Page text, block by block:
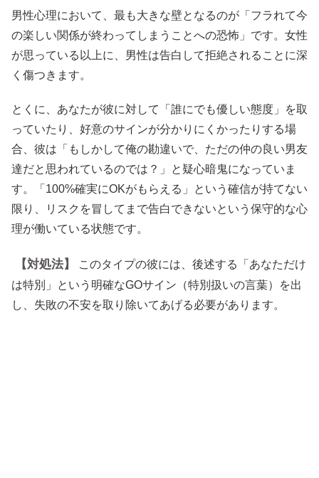
男性心理において、最も大きな壁となるのが「フラれて今
の楽しい関係が終わってしまうことへの恐怖」です。女性
が思っている以上に、男性は告白して拒絶されることに深
く傷つきます。
とくに、あなたが彼に対して「誰にでも優しい態度」を取
っていたり、好意のサインが分かりにくかったりする場
合、彼は「もしかして俺の勘違いで、ただの仲の良い男友
達だと思われているのでは？」と疑心暗鬼になっていま
す。「100%確実にOKがもらえる」という確信が持てない
限り、リスクを冒してまで告白できないという保守的な心
理が働いている状態です。
【対処法】
このタイプの彼には、後述する「あなただけ
は特別」という明確なGOサイン（特別扱いの言葉）を出
し、失敗の不安を取り除いてあげる必要があります。